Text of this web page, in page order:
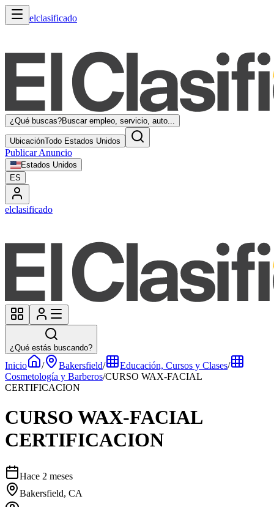
elclasificado
¿Qué buscas?Buscar empleo, servicio, auto...
UbicaciónTodo Estados Unidos
Publicar Anuncio
Estados Unidos
ES
elclasificado
¿Qué estás buscando?
Inicio / Bakersfield/ Educación, Cursos y Clases/
Cosmetología y Barberos/CURSO WAX-FACIAL
CERTIFICACION
CURSO WAX-FACIAL
CERTIFICACION
Hace 2 meses
Bakersfield, CA